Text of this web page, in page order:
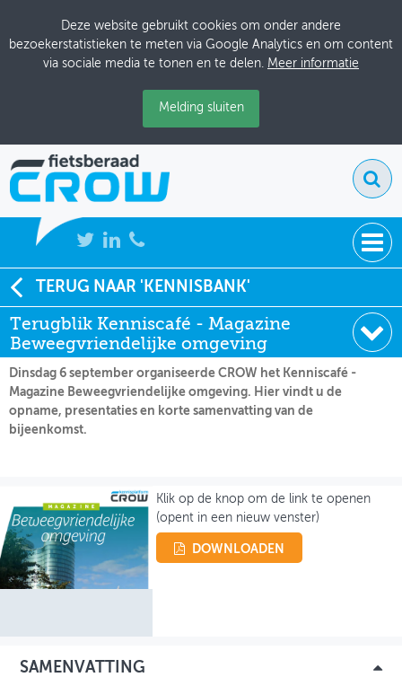
Deze website gebruikt cookies om onder andere
bezoekerstatistieken te meten via Google Analytics en om content
via sociale media te tonen en te delen. Meer informatie
Melding sluiten
NIEUWS
BIJEENKOMSTEN
KENNISBANK
ADRESSENBOEK
OVER FIETSBERAAD
MIJN PROFIEL
GEBRUIKER
TERUG NAAR 'KENNISBANK'
Terugblik Kenniscafé - Magazine
Beweegvriendelijke omgeving
Soort:
Terugblik
Datum:
13-09-2022
Dinsdag 6 september organiseerde CROW het Kenniscafé -
Magazine Beweegvriendelijke omgeving. Hier vindt u de
opname, presentaties en korte samenvatting van de
bijeenkomst.
Klik op de knop om de link te openen
(opent in een nieuw venster)
DOWNLOADEN
SAMENVATTING